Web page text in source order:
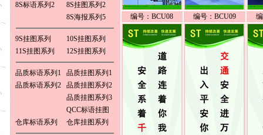
8S标语系列2
8S挂图系列2
8S海报系列5
9S挂图系列
10S挂图系列
11S挂图系列
12S挂图系列
品质标语系列1
品质挂图系列1
品质标语系列2
品质挂图系列2
品质挂图系列3
QCC标语挂图
仓库标语系列
仓库挂图系列
编号：BCU08 编号：BCU09